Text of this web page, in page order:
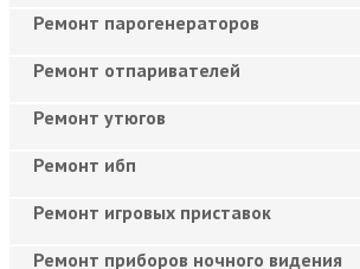
Ремонт парогенераторов
Ремонт отпаривателей
Ремонт утюгов
Ремонт ибп
Ремонт игровых приставок
Ремонт приборов ночного видения